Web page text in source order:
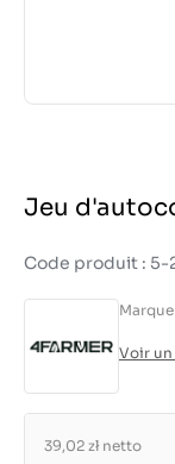
Jeu
Code produit : 5-
Marque
Voir un
39,02 zł netto